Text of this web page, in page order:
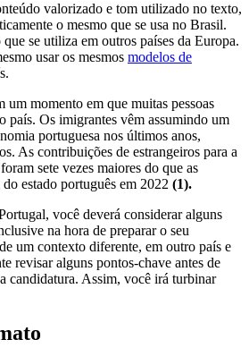
valorizado e tom utilizado no texto,
o mesmo que se usa no Brasil.
se utiliza em outros países da Europa.
usar os mesmos modelos de
um momento em que muitas pessoas
país. Os imigrantes vêm assumindo um
portuguesa nos últimos anos,
As contribuições de estrangeiros para a
sete vezes maiores do que as
estado português em 2022 (1).
você deverá considerar alguns
na hora de preparar o seu
um contexto diferente, em outro país e
revisar alguns pontos-chave antes de
candidatura. Assim, você irá turbinar